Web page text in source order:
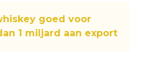
goed voor
1 miljard aan export